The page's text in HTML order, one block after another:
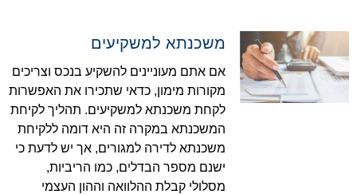
משכנתא למשקיעים
אם אתם מעוניינים להשקיע בנכס וצריכים
מקורות מימון, כדאי שתכירו את האפשרות
לקחת משכנתא למשקיעים. תהליך לקיחת
המשכנתא במקרה זה היא דומה ללקיחת
משכנתא לדירה למגורים, אך יש לדעת כי
ישנם מספר הבדלים, כמו הריביות,
מסלולי קבלת ההלוואה וההון העצמי